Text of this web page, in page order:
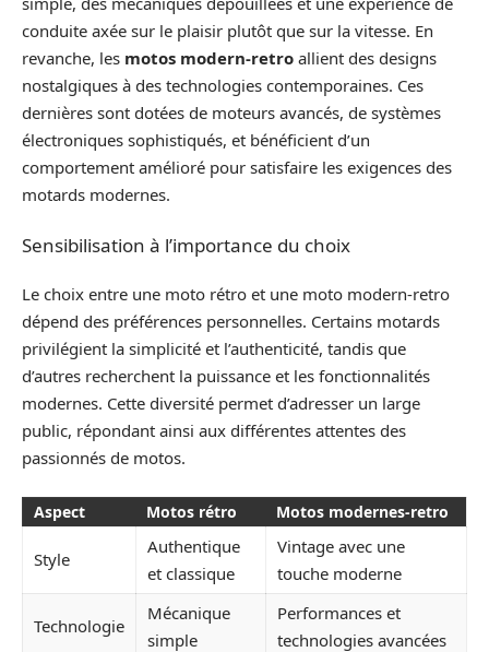
conduite axée sur le plaisir plutôt que sur la vitesse. En
revanche, les motos modern-retro allient des designs
nostalgiques à des technologies contemporaines. Ces
dernières sont dotées de moteurs avancés, de systèmes
électroniques sophistiqués, et bénéficient d’un
comportement amélioré pour satisfaire les exigences des
motards modernes.
Sensibilisation à l’importance du choix
Le choix entre une moto rétro et une moto modern-retro
dépend des préférences personnelles. Certains motards
privilégient la simplicité et l’authenticité, tandis que
d’autres recherchent la puissance et les fonctionnalités
modernes. Cette diversité permet d’adresser un large
public, répondant ainsi aux différentes attentes des
passionnés de motos.
Aspect Motos rétro Motos modernes-retro
Style
Authentique
et classique
Vintage avec une
touche moderne
Technologie
Mécanique
simple
Performances et
technologies avancées